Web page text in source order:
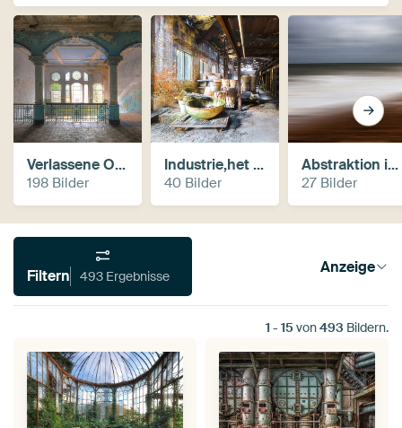
Verlassene Orte (Urban Exploration)
198 Bilder
Industrie,het mechanisch verval
40 Bilder
Abstraktion in der Kamerabewegung (ICM)
27 Bilder
Filtern 493 Ergebnisse Anzeige
1 - 15von493 Bildern.